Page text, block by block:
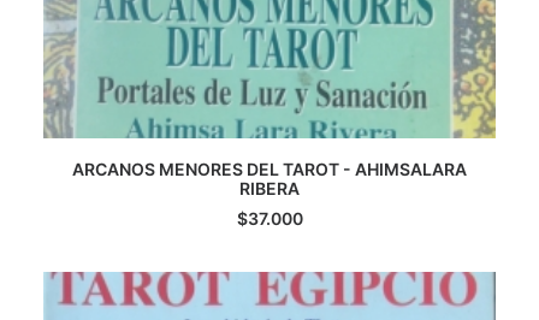
LOGIN / REGISTER
CART
AGREGAR AL CARRITO
ARCANOS MENORES DEL TAROT - AHIMSALARA
RIBERA
$37.000